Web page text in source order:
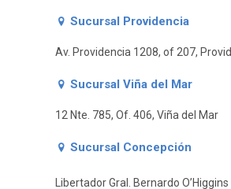
Sucursal Providencia
Av. Providencia 1208, of 207,
Sucursal Viña del Mar
12 Nte. 785, Of. 406, Viña del Mar
Sucursal Concepción
Libertador Gral. Bernardo